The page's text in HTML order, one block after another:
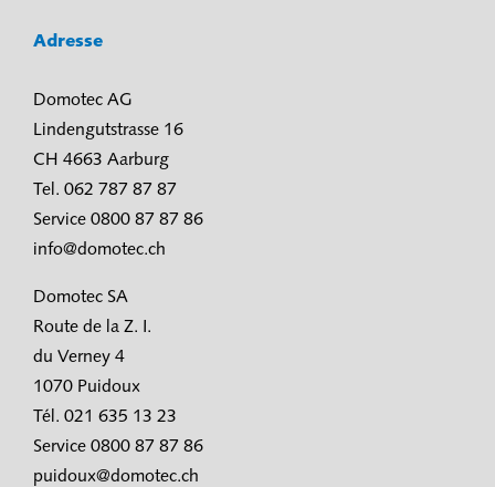
Adresse
Domotec AG
Lindengutstrasse 16
CH 4663 Aarburg
Tel. 062 787 87 87
Service 0800 87 87 86
info@domotec.ch
Domotec SA
Route de la Z. I.
du Verney 4
1070 Puidoux
Tél. 021 635 13 23
Service 0800 87 87 86
puidoux@domotec.ch